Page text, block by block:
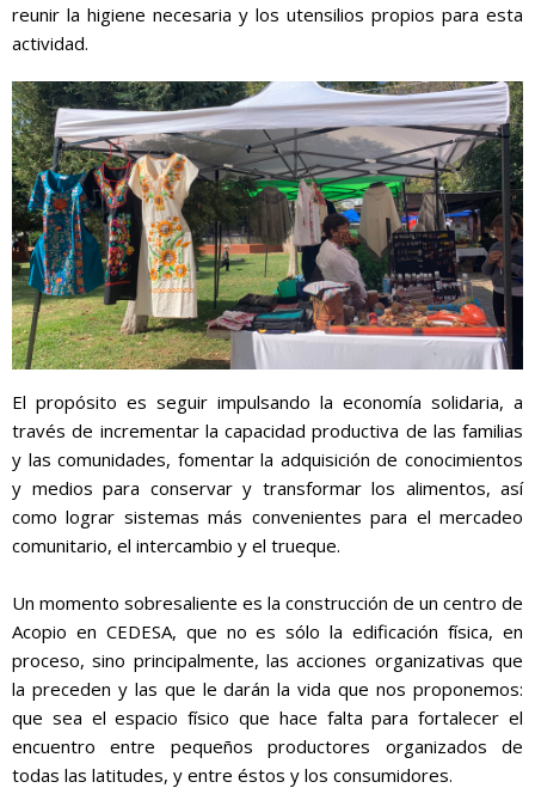
reunir la higiene necesaria y los utensilios propios para esta
actividad.
El propósito es seguir impulsando la economía solidaria, a
través de incrementar la capacidad productiva de las familias
y las comunidades, fomentar la adquisición de conocimientos
y medios para conservar y transformar los alimentos, así
como lograr sistemas más convenientes para el mercadeo
comunitario, el intercambio y el trueque.
Un momento sobresaliente es la construcción de un centro de
Acopio en CEDESA, que no es sólo la edificación física, en
proceso, sino principalmente, las acciones organizativas que
la preceden y las que le darán la vida que nos proponemos:
que sea el espacio físico que hace falta para fortalecer el
encuentro entre pequeños productores organizados de
todas las latitudes, y entre éstos y los consumidores.